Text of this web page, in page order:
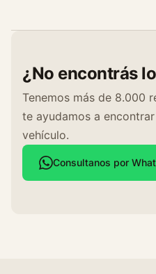
¿No encontrás
Tenemos más de 8.000
te ayudamos a
vehículo.
Consultanos por